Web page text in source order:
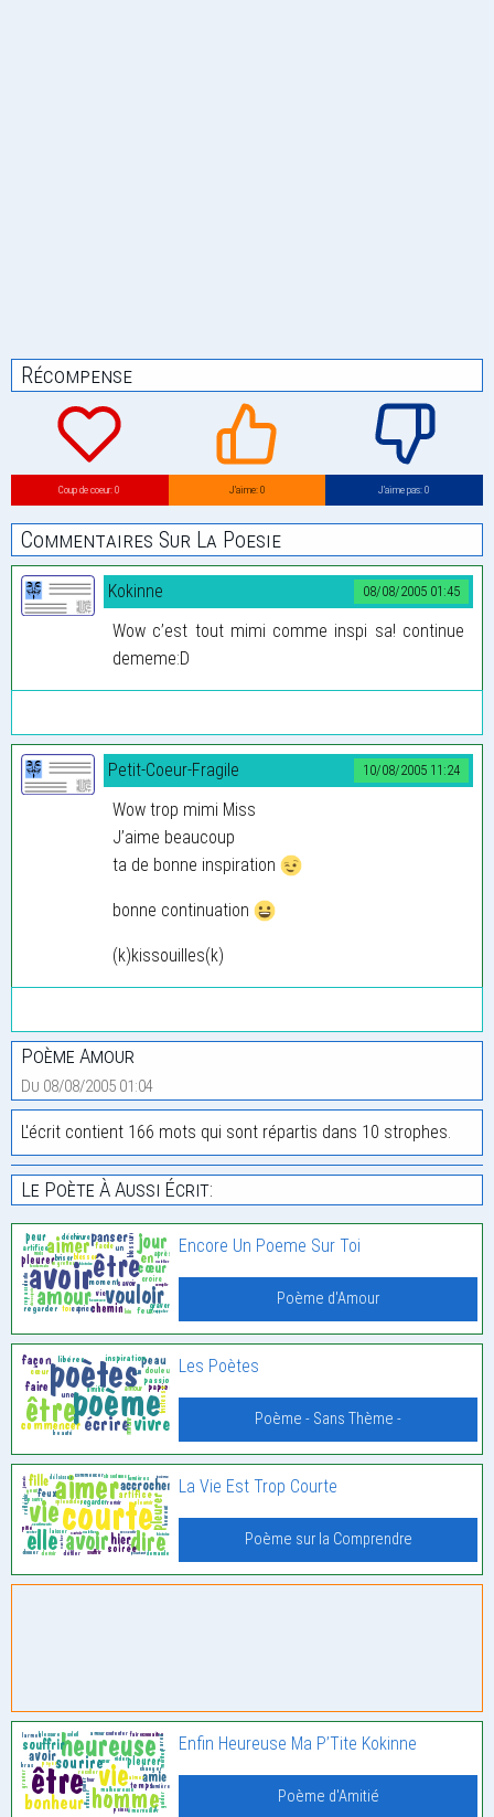
Récompense
Coup de coeur: 0 J’aime: 0 J’aime pas: 0
Commentaires Sur La Poesie
08/08/2005 01:45
Kokinne
Wow c’est tout mimi comme inspi sa! continue
dememe:D
10/08/2005 11:24
Petit-Coeur-Fragile
Wow trop mimi Miss
J’aime beaucoup
ta de bonne inspiration
bonne continuation
(k)kissouilles(k)
Poème Amour
Du 08/08/2005 01:04
L'écrit contient 166 mots qui sont répartis dans 10 strophes.
Le Poète À Aussi Écrit:
Encore Un Poeme Sur Toi
Poème d'Amour
Les Poètes
Poème - Sans Thème -
La Vie Est Trop Courte
Poème sur la Comprendre
Enfin Heureuse Ma P’Tite Kokinne
Poème d'Amitié